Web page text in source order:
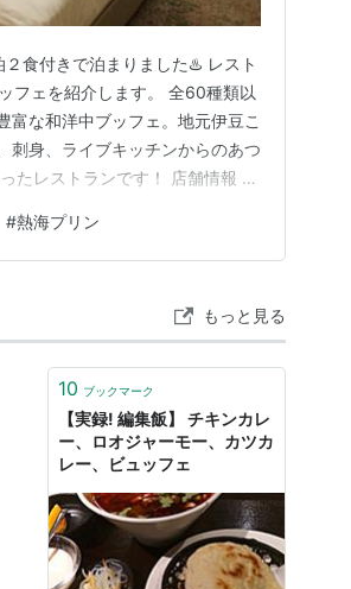
食付きで泊まりました♨️ レスト
フェを紹介します。 全60種類以
富な和洋中ブッフェ。地元伊豆こ
刺身、ライブキッチンからのあつ
たレストランです！ 店舗情報 熱
フェ時はアルコールフリーフ…
#熱海プリン
もっと見る
10 ブックマーク
【実録! 編集飯】 チキンカレ
ー、ロオジャーモー、カツカ
レー、ビュッフェ